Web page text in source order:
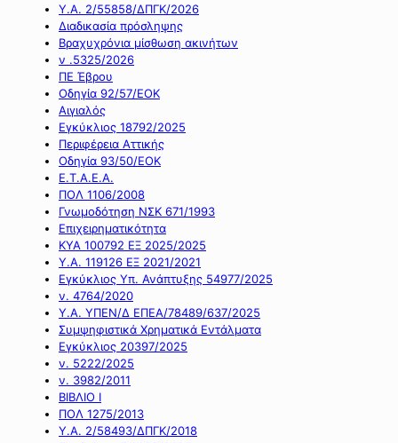
Υ.Α. 2/55858/ΔΠΓΚ/2026
Διαδικασία πρόσληψης
Βραχυχρόνια μίσθωση ακινήτων
ν .5325/2026
ΠΕ Έβρου
Οδηγία 92/57/ΕΟΚ
Αιγιαλός
Εγκύκλιος 18792/2025
Περιφέρεια Αττικής
Οδηγία 93/50/ΕΟΚ
Ε.Τ.Α.Ε.Α.
ΠΟΛ 1106/2008
Γνωμοδότηση ΝΣΚ 671/1993
Επιχειρηματικότητα
ΚΥΑ 100792 ΕΞ 2025/2025
Υ.Α. 119126 ΕΞ 2021/2021
Εγκύκλιος Υπ. Ανάπτυξης 54977/2025
ν. 4764/2020
Υ.Α. ΥΠΕΝ/Δ ΕΠΕΑ/78489/637/2025
Συμψηφιστικά Χρηματικά Εντάλματα
Εγκύκλιος 20397/2025
ν. 5222/2025
ν. 3982/2011
ΒΙΒΛΙΟ Ι
ΠΟΛ 1275/2013
Υ.Α. 2/58493/ΔΠΓΚ/2018